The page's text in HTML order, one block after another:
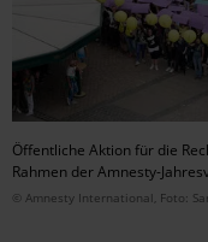
Öffentliche Aktion für die
Rahmen der Amnesty-
© Amnesty International, Foto: